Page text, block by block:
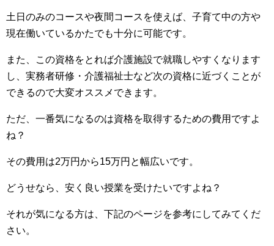
土日のみのコースや夜間コースを使えば、子育て中の方や
現在働いているかたでも十分に可能です。
また、この資格をとれば介護施設で就職しやすくなります
し、実務者研修・介護福祉士など次の資格に近づくことが
できるので大変オススメできます。
ただ、一番気になるのは資格を取得するための費用ですよ
ね？
その費用は2万円から15万円と幅広いです。
どうせなら、安く良い授業を受けたいですよね？
それが気になる方は、下記のページを参考にしてみてくだ
さい。